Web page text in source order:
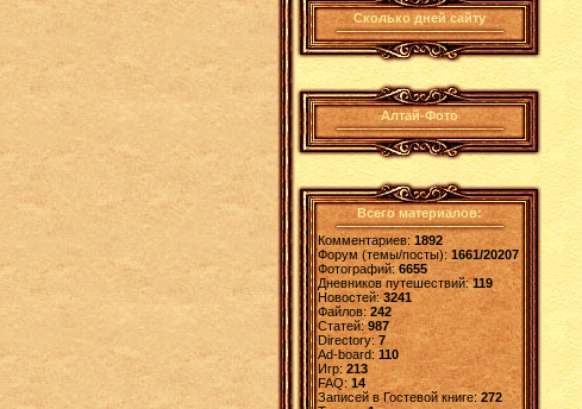
Сколько дней сайту
Алтай-Фото
Всего материалов:
Комментариев: 1892
Форум (темы/посты):1661/20207
Фотографий:6655
Дневников путешествий:119
Новостей:3241
Файлов: 242
Статей:987
Directory: 7
Ad-board:110
Игр: 213
FAQ:14
Записей в Гостевой книге:272